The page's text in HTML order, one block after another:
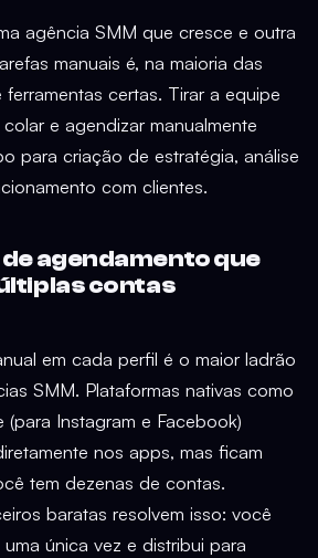
agência SMM que cresce e outra
manuais é, na maioria das
certas. Tirar a equipe
e agendizar manualmente
para criação de estratégia, análise
com clientes.
agendamento que
contas
em cada perfil é o maior ladrão
SMM. Plataformas nativas como
(para Instagram e Facebook)
nos apps, mas ficam
tem dezenas de contas.
baratas resolvem isso: você
única vez e distribui para